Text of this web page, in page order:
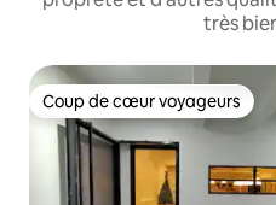
très
Coup de cœur voyageurs
Coup de cœur voyageurs